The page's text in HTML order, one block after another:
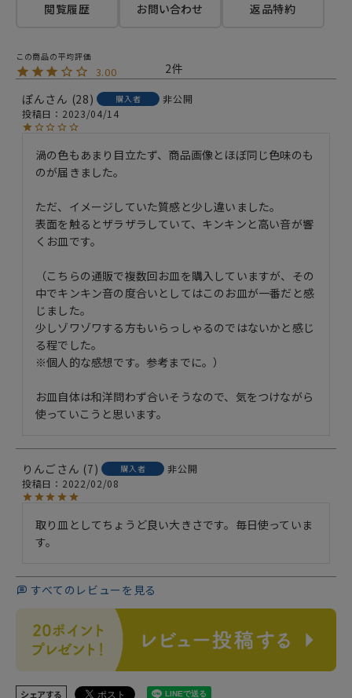
閲覧履歴 お問い合わせ 返品特約
3.00
2
ぽん
28 購入者
非公開
投稿日
2023/04/14
渦の色もあまり目立たず、商品画像とほぼ同じ色味のも
のが届きました。
ただ、イメージしていた質感と少し違いました。
表面を触るとザラザラしていて、キンキンと高い音が響
くお皿です。
（こちらの通販で複数回お皿を購入していますが、その
中でキンキン音の度合いとしてはこのお皿が一番だと感
じました。
少しゾワゾワする方もいらっしゃるのではないかと感じ
る程でした。
※個人的な感想です。参考までに。）
お皿自体は和洋問わず合いそうなので、気をつけながら
使っていこうと思います。
りんご 7 購入者
非公開
投稿日
2022/02/08
取り皿としてちょうど良い大きさです。毎日使っていま
す。
すべてのレビューを見る
シェアする